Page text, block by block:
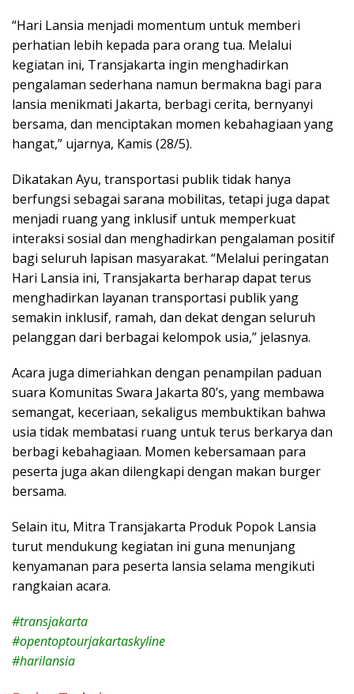
“Hari Lansia menjadi momentum untuk memberi
perhatian lebih kepada para orang tua. Melalui
kegiatan ini, Transjakarta ingin menghadirkan
pengalaman sederhana namun bermakna bagi para
lansia menikmati Jakarta, berbagi cerita, bernyanyi
bersama, dan menciptakan momen kebahagiaan yang
hangat,” ujarnya, Kamis (28/5).
Dikatakan Ayu, transportasi publik tidak hanya
berfungsi sebagai sarana mobilitas, tetapi juga dapat
menjadi ruang yang inklusif untuk memperkuat
interaksi sosial dan menghadirkan pengalaman positif
bagi seluruh lapisan masyarakat. “Melalui peringatan
Hari Lansia ini, Transjakarta berharap dapat terus
menghadirkan layanan transportasi publik yang
semakin inklusif, ramah, dan dekat dengan seluruh
pelanggan dari berbagai kelompok usia,” jelasnya.
Acara juga dimeriahkan dengan penampilan paduan
suara Komunitas Swara Jakarta 80’s, yang membawa
semangat, keceriaan, sekaligus membuktikan bahwa
usia tidak membatasi ruang untuk terus berkarya dan
berbagi kebahagiaan. Momen kebersamaan para
peserta juga akan dilengkapi dengan makan burger
bersama.
Selain itu, Mitra Transjakarta Produk Popok Lansia
turut mendukung kegiatan ini guna menunjang
kenyamanan para peserta lansia selama mengikuti
rangkaian acara.
#transjakarta
#opentoptourjakartaskyline
#harilansia